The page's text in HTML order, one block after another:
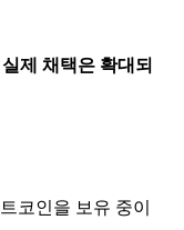
실제 채택은 확대되
코인을 보유 중이